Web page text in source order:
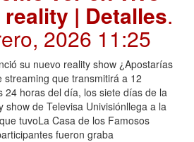
reality | Detalles.
2026 11:25
su nuevo reality show ¿Apostarías
que transmitirá a 12
24 horas del día, los siete días de la
show de Televisa Univisiónllega a la
tuvoLa Casa de los Famosos
fueron graba